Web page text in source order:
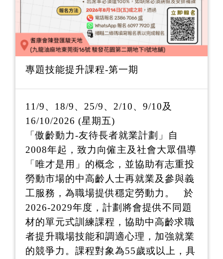
專題技能提升課程-第一期
11/9、18/9、25/9、2/10、9/10及
16/10/2026 (星期五)
「傲齡動力-友待長者就業計劃」自
2008年起，致力向僱主及社會大眾倡導
「唯才是用」的概念，並協助有志重投
勞動市場的中高齡人士再就業及參與義
工服務，為職場提供穩定勞動力。 於
2026-2029年度，計劃將會提供不同題
材的單元式訓練課程，協助中高齡求職
者提升職場技能和調適心理，加強就業
的競爭力。課程對象為55歲或以上，具